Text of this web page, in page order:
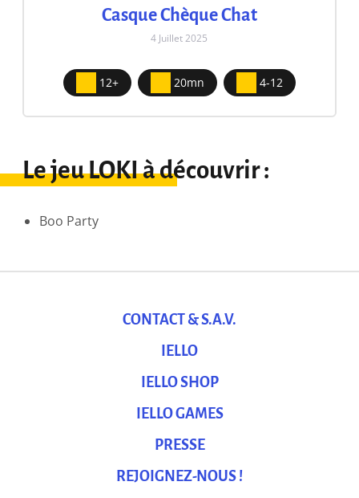
Casque Chèque Chat
4 Juillet 2025
12+ 20mn 4-12
Le jeu LOKI à découvrir :
Boo Party
CONTACT & S.A.V.
IELLO
IELLO SHOP
IELLO GAMES
PRESSE
REJOIGNEZ-NOUS !